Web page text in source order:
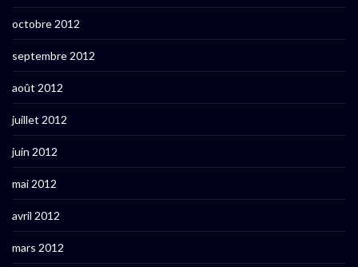
octobre 2012
septembre 2012
août 2012
juillet 2012
juin 2012
mai 2012
avril 2012
mars 2012